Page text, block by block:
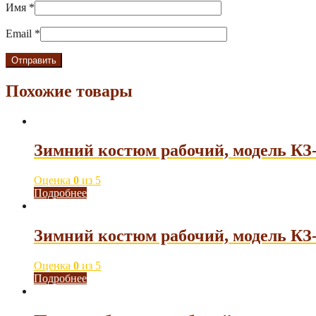
Имя *
Email *
Похожие товары
Зимний костюм рабочий, модель
Оценка 0 из 5
Подробнее
Зимний костюм рабочий, модель
Оценка 0 из 5
Подробнее